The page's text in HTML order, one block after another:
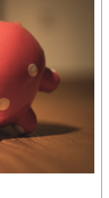
acceptez
par notre
téléphone
demande.
sur le
dans notre